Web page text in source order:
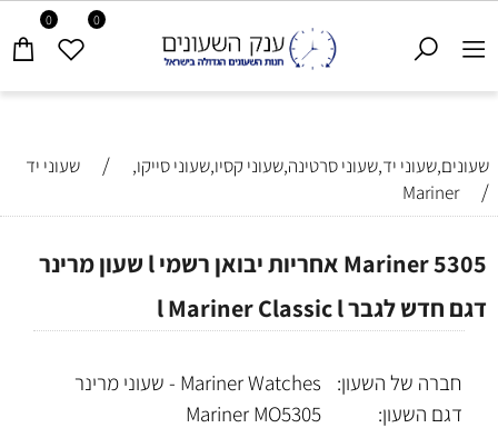
0 0
שעונים,שעוני יד,שעוני סרטינה,שעוני קסיו,שעוני סייקו, / שעוני יד
/
Mariner
Mariner 5305 אחריות יבואן רשמי l שעון מרינר
דגם חדש לגבר l Mariner Classic l
חברה של השעון:
Mariner Watches - שעוני מרינר
דגם השעון:
Mariner MO5305